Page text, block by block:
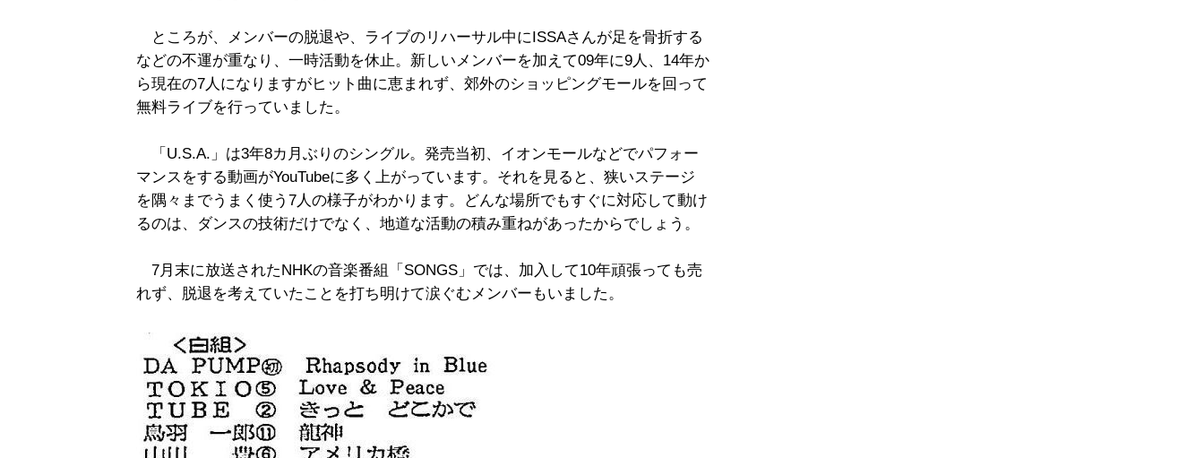
ところが、メンバーの脱退や、ライブのリハーサル中にISSAさんが足を骨折する
などの不運が重なり、一時活動を休止。新しいメンバーを加えて09年に9人、14年か
ら現在の7人になりますがヒット曲に恵まれず、郊外のショッピングモールを回って
無料ライブを行っていました。
「U.S.A.」は3年8カ月ぶりのシングル。発売当初、イオンモールなどでパフォー
マンスをする動画がYouTubeに多く上がっています。それを見ると、狭いステージ
を隅々までうまく使う7人の様子がわかります。どんな場所でもすぐに対応して動け
るのは、ダンスの技術だけでなく、地道な活動の積み重ねがあったからでしょう。
7月末に放送されたNHKの音楽番組「SONGS」では、加入して10年頑張っても売
れず、脱退を考えていたことを打ち明けて涙ぐむメンバーもいました。